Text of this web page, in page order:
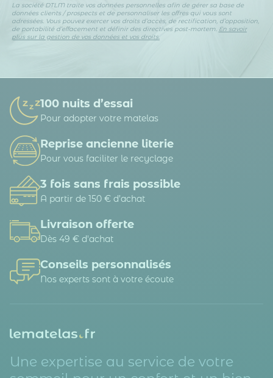
La société DTLM traite vos données personnelles afin de gérer sa base de
données clients / prospects et de personnaliser les offres qui vous sont
adressées. Vous pouvez exercer vos droits d’accès, de rectification, d’opposition,
de portabilité d’effacement et définir des directives post-mortem. En savoir
plus sur la gestion de vos données et vos droits.
100 nuits d’essai
Pour adopter votre matelas
Reprise ancienne literie
Pour vous faciliter le recyclage
3 fois sans frais possible
A partir de 150 € d’achat
Livraison offerte
Dès 49 € d'achat
Conseils personnalisés
Nos experts sont à votre écoute
Une expertise au service de votre